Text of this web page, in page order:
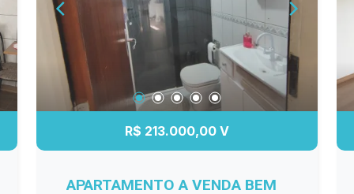
R$ 213.000,00 V
APARTAMENTO A VENDA BEM